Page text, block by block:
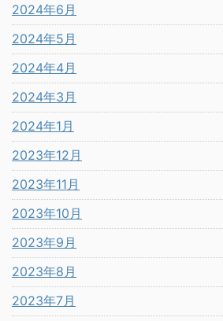
2024年6月
2024年5月
2024年4月
2024年3月
2024年1月
2023年12月
2023年11月
2023年10月
2023年9月
2023年8月
2023年7月